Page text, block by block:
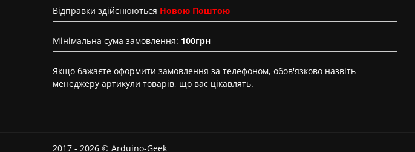
Вiдправки здійснюються Новою Поштою
Мінімальна сума замовлення: 100грн
Якщо бажаєте оформити замовлення за телефоном, обов'язково назвіть
менеджеру артикули товарів, що вас цікавлять.
2017 - 2026 © Arduino-Geek